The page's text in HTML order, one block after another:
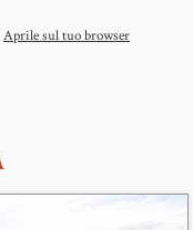
Aprile sul tuo browser